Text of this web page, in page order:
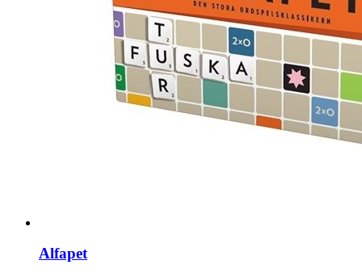
Alfapet